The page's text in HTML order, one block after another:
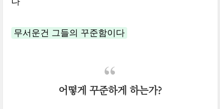
무서운건 그들의 꾸준함이다
어떻게 꾸준하게 하는가?